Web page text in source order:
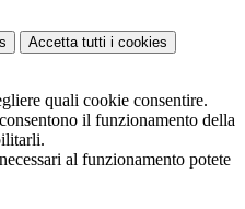
Accetta tutti i cookies
quali cookie consentire.
il funzionamento della
al funzionamento potete